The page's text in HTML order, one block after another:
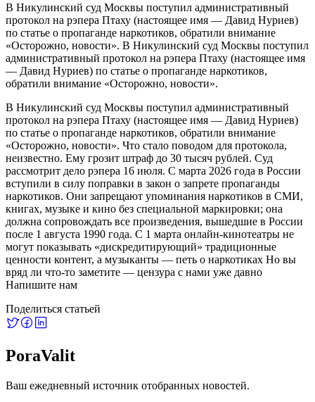
В Никулинский суд Москвы поступил административный
протокол на рэпера Птаху (настоящее имя — Давид Нуриев)
по статье о пропаганде наркотиков, обратили внимание
«Осторожно, новости». В Никулинский суд Москвы поступил
административный протокол на рэпера Птаху (настоящее имя
— Давид Нуриев) по статье о пропаганде наркотиков,
обратили внимание «Осторожно, новости».
В Никулинский суд Москвы поступил административный
протокол на рэпера Птаху (настоящее имя — Давид Нуриев)
по статье о пропаганде наркотиков, обратили внимание
«Осторожно, новости». Что стало поводом для протокола,
неизвестно. Ему грозит штраф до 30 тысяч рублей. Суд
рассмотрит дело рэпера 16 июля. С марта 2026 года в России
вступили в силу поправки в закон о запрете пропаганды
наркотиков. Они запрещают упоминания наркотиков в СМИ,
книгах, музыке и кино без специальной маркировки; она
должна сопровождать все произведения, вышедшие в России
после 1 августа 1990 года. С 1 марта онлайн-кинотеатры не
могут показывать «дискредитирующий» традиционные
ценности контент, а музыканты — петь о наркотиках Но вы
вряд ли что-то заметите — цензура с нами уже давно
Напишите нам
Поделиться статьей
PoraValit
Ваш ежедневный источник отобранных новостей.